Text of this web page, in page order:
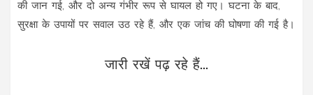
की जान गई, और दो अन्य गंभीर रूप से घायल हो गए। घटना के बाद,
सुरक्षा के उपायों पर सवाल उठ रहे हैं, और एक जांच की घोषणा की गई है।
जारी रखें पढ़ रहे हैं...